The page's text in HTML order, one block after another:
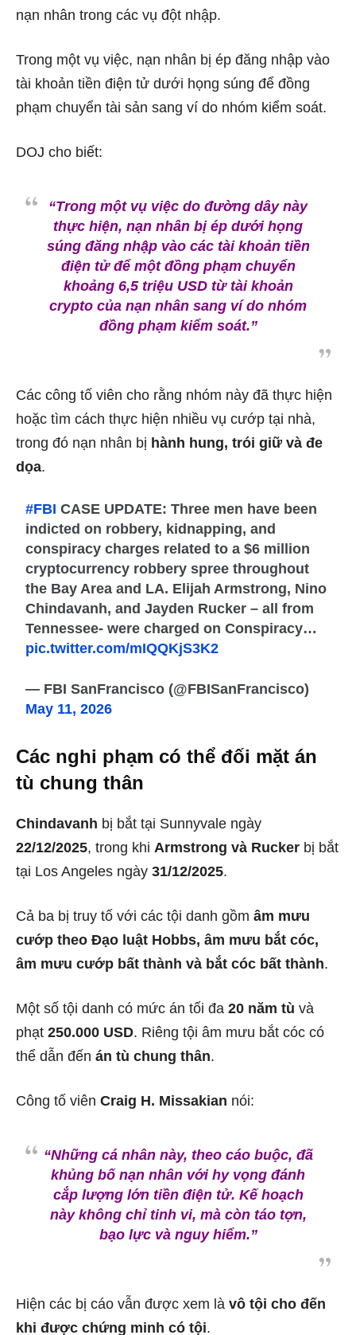
nạn nhân trong các vụ đột nhập.
Trong một vụ việc, nạn nhân bị ép đăng nhập vào
tài khoản tiền điện tử dưới họng súng để đồng
phạm chuyển tài sản sang ví do nhóm kiểm soát.
DOJ cho biết:
“Trong một vụ việc do đường dây này
thực hiện, nạn nhân bị ép dưới họng
súng đăng nhập vào các tài khoản tiền
điện tử để một đồng phạm chuyển
khoảng 6,5 triệu USD từ tài khoản
crypto của nạn nhân sang ví do nhóm
đồng phạm kiểm soát.”
Các công tố viên cho rằng nhóm này đã thực hiện
hoặc tìm cách thực hiện nhiều vụ cướp tại nhà,
trong đó nạn nhân bị hành hung, trói giữ và đe
dọa.
#FBI CASE UPDATE: Three men have been
indicted on robbery, kidnapping, and
conspiracy charges related to a $6 million
cryptocurrency robbery spree throughout
the Bay Area and LA. Elijah Armstrong, Nino
Chindavanh, and Jayden Rucker – all from
Tennessee- were charged on Conspiracy…
pic.twitter.com/mIQQKjS3K2
— FBI SanFrancisco (@FBISanFrancisco)
May 11, 2026
Các nghi phạm có thể đối mặt án
tù chung thân
Chindavanh bị bắt tại Sunnyvale ngày
22/12/2025, trong khi Armstrong và Rucker bị bắt
tại Los Angeles ngày 31/12/2025.
Cả ba bị truy tố với các tội danh gồm âm mưu
cướp theo Đạo luật Hobbs, âm mưu bắt cóc,
âm mưu cướp bất thành và bắt cóc bất thành.
Một số tội danh có mức án tối đa 20 năm tù và
phạt 250.000 USD. Riêng tội âm mưu bắt cóc có
thể dẫn đến án tù chung thân.
Công tố viên Craig H. Missakian nói:
“Những cá nhân này, theo cáo buộc, đã
khủng bố nạn nhân với hy vọng đánh
cắp lượng lớn tiền điện tử. Kế hoạch
này không chỉ tinh vi, mà còn táo tợn,
bạo lực và nguy hiểm.”
Hiện các bị cáo vẫn được xem là vô tội cho đến
khi được chứng minh có tội.